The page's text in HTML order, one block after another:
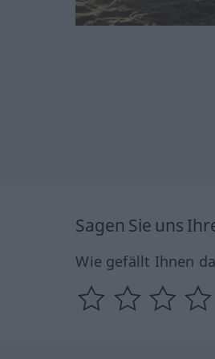
Sagen Sie uns
Wie gefällt Ihnen